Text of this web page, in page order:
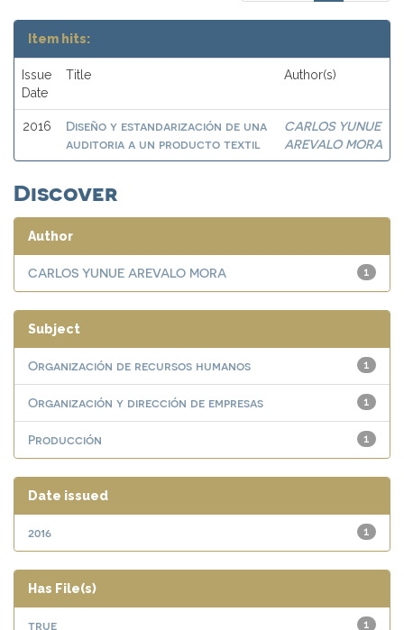
Item hits:
Issue
Date
Title Author(s)
2016
Diseño y estandarización de una
auditoria a un producto textil
CARLOS YUNUE
AREVALO MORA
Discover
Author
1
CARLOS YUNUE AREVALO MORA
Subject
1
Organización de recursos humanos
1
Organización y dirección de empresas
1
Producción
Date issued
1
2016
Has File(s)
1
true